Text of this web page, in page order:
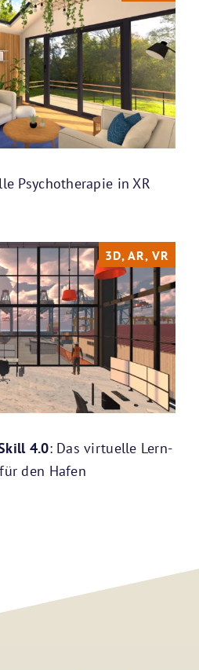
Psychotherapie in XR
3D, AR, VR
4.0: Das virtuelle Lern-
den Hafen